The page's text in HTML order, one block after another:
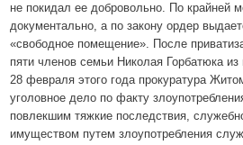
не покидал ее добровольно. По крайней
документально, а по закону ордер
«свободное помещение». После
пяти членов семьи Николая Горбатюка
28 февраля этого года прокуратура
уголовное дело по факту
повлекшим тяжкие последствия,
имуществом путем злоупотребления